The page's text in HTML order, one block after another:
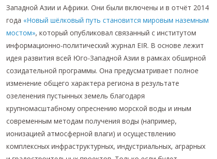
Западной Азии и Африки. Они были включены и в отчёт 2014
года «Новый шёлковый путь становится мировым наземным
мостом», который опубликовал связанный с институтом
информационно-политический журнал EIR. В основе лежит
идея развития всей Юго-Западной Азии в рамках обширной
созидательной программы. Она предусматривает полное
изменение общего характера региона в результате
озеленения пустынных земель благодаря
крупномасштабному опреснению морской воды и иным
современным методам получения воды (например,
ионизацией атмосферной влаги) и осуществлению
комплексных инфраструктурных, индустриальных, аграрных